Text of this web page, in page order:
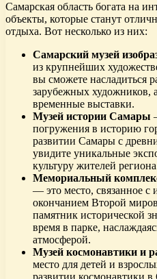
Самарская область богата на
объекты, которые станут
отдыха. Вот несколько из них:
Самарский музей
из крупнейших
вы сможете насладиться
зарубежных художников,
временные выставки.
Музей истории Самары
погружения в историю
развитии Самары с
увидите уникальные
культуру жителей
Мемориальный
— это место, связанное
окончанием Второй
памятник исторической
время в парке,
атмосферой.
Музей космонавтики и
место для детей и